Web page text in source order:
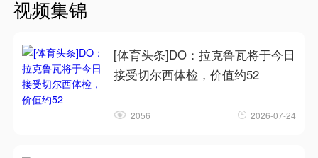
视频集锦
[体育头条]DO：拉克鲁瓦将于今日
接受切尔西体检，价值约52
2056 2026-07-24